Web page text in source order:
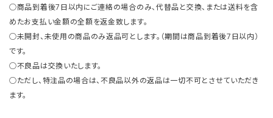
○商品到着後7日以内にご連絡の場合のみ、代替品と交換、または送料を含
めたお支払い金額の全額を返金致します。
○未開封、未使用の商品のみ返品可とします。（期間は商品到着後7日以内）
です。
○不良品は交換いたします。
○ただし、特注品の場合は、不良品以外の返品は一切不可とさせていただき
ます。